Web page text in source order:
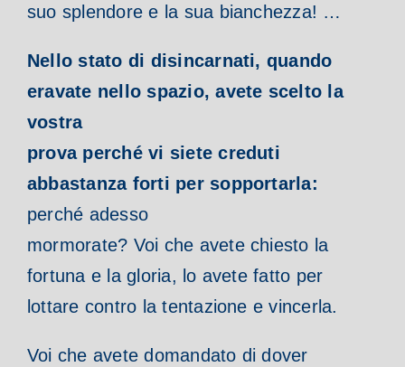
suo splendore e la sua bianchezza! …
Nello stato di disincarnati, quando
eravate nello spazio, avete scelto la
vostra
prova perché vi siete creduti
abbastanza forti per sopportarla:
perché adesso
mormorate? Voi che avete chiesto la
fortuna e la gloria, lo avete fatto per
lottare contro la tentazione e vincerla.
Voi che avete domandato di dover